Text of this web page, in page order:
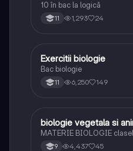
10 în bac la logică
11 1,293 24
Biologie
Exercitii biologie
Bac biologie
11 6,250 149
Biologie
biologie vegetala si
MATERIE BIOLOGIE
9 4,437 45